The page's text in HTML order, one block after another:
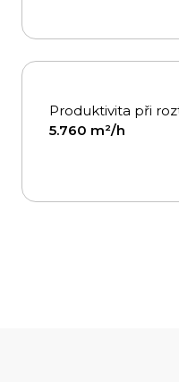
Produktivita při
5.760 m²/h